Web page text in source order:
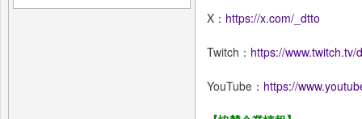
X： https://x.com/_dtto
Twitch： https://www.twitch.tv/
YouTube： https://